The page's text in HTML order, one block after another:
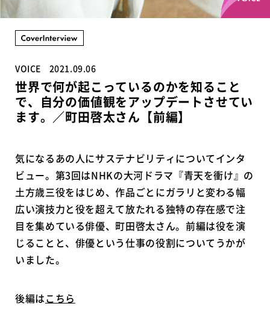
VOICE 2021.09.06
世界で何が起こっているのかを知ること
で、自分の価値観をアップデートさせてい
ます。／町田啓太さん【前編】
気になるあの人にサステナビリティについてインタ
ビュー。第3回はNHKの大河ドラマ『青天を衝け』の
土方歳三役をはじめ、作品ごとにガラリと変わる幅
広い演技力と役を超えて放たれる独特の存在感で注
目を集めている俳優、町田啓太さん。前編は役を演
じることと、俳優という仕事の役割についてうかが
いました。
後編はこちら